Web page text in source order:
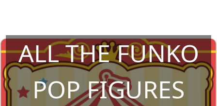
ALL THE FUNKO
POP FIGURES